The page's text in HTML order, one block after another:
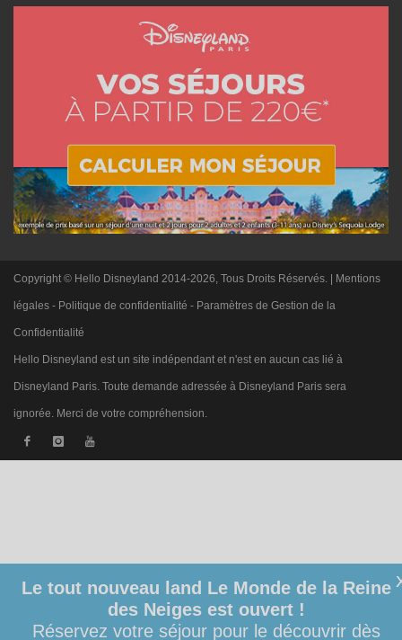
Copyright © Hello Disneyland 2014-2026, Tous Droits Réservés. | Mentions
légales - Politique de confidentialité - Paramètres de Gestion de la
Confidentialité
Hello Disneyland est un site indépendant et n'est en aucun cas lié à
Disneyland Paris. Toute demande adressée à Disneyland Paris sera
ignorée. Merci de votre compréhension.
Le tout nouveau land Le Monde de la Reine
des Neiges est ouvert !
Réservez votre séjour pour le découvrir dès